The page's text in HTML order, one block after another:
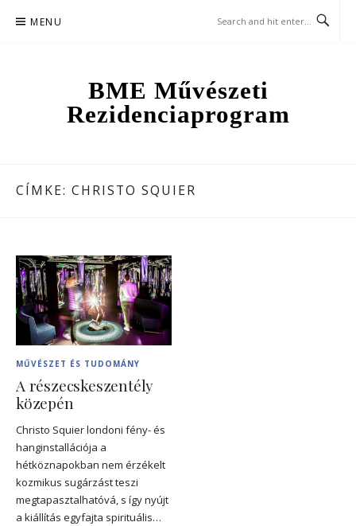
MENU
BME Művészeti
Rezidenciaprogram
CÍMKE: CHRISTO SQUIER
MŰVÉSZET ÉS TUDOMÁNY
A részecskeszentély
közepén
Christo Squier londoni fény- és
hanginstallációja a
hétköznapokban nem érzékelt
kozmikus sugárzást teszi
megtapasztalhatóvá, s így nyújt
a kiállítás egyfajta spirituális…